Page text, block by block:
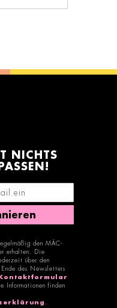
NICHTS
den MÄC-
erhalten. Die
über den
des Newsletters
Kontaktformular
Informationen finden
.